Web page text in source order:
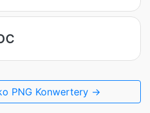
PNG Konwertery →